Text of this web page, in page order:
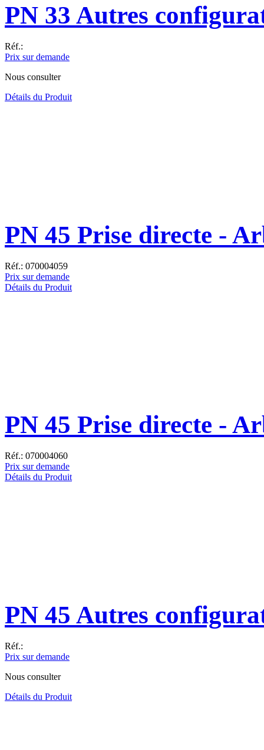
PN 33 Autres
Réf.:
Prix sur demande
Nous consulter
Détails du Produit
PN 45 Prise directe -
Réf.: 070004059
Prix sur demande
Détails du Produit
PN 45 Prise directe -
Réf.: 070004060
Prix sur demande
Détails du Produit
PN 45 Autres
Réf.:
Prix sur demande
Nous consulter
Détails du Produit